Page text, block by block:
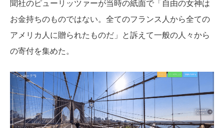
聞社のピューリッツァーが当時の紙面で「自由の女神は
お金持ちのものではない。全てのフランス人から全ての
アメリカ人に贈られたものだ」と訴えて一般の人々から
の寄付を集めた。